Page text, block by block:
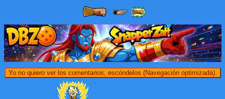
Yo no quiero ver los comentarios, escóndelos (Navegación optimizada).